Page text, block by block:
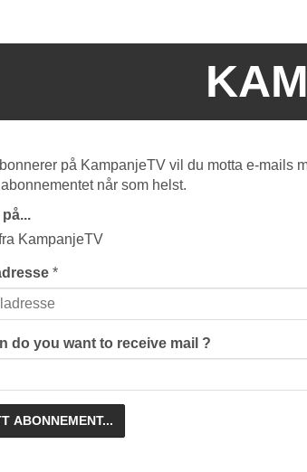
på KampanjeTV vil du motta e-mails
når som helst.
KampanjeTV
*
do you want to receive mail ?